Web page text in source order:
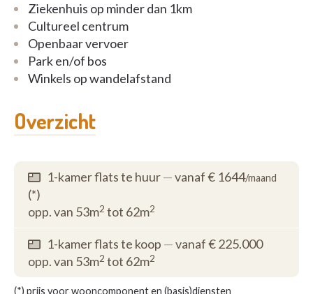
Ziekenhuis op minder dan 1km
Cultureel centrum
Openbaar vervoer
Park en/of bos
Winkels op wandelafstand
Overzicht
1-kamer flats te huur—vanaf € 1644/maand
(*)
opp. van 53m2 tot 62m2
1-kamer flats te koop —vanaf € 225.000
opp. van 53m2 tot 62m2
(*) prijs voor wooncomponent en (basis)diensten